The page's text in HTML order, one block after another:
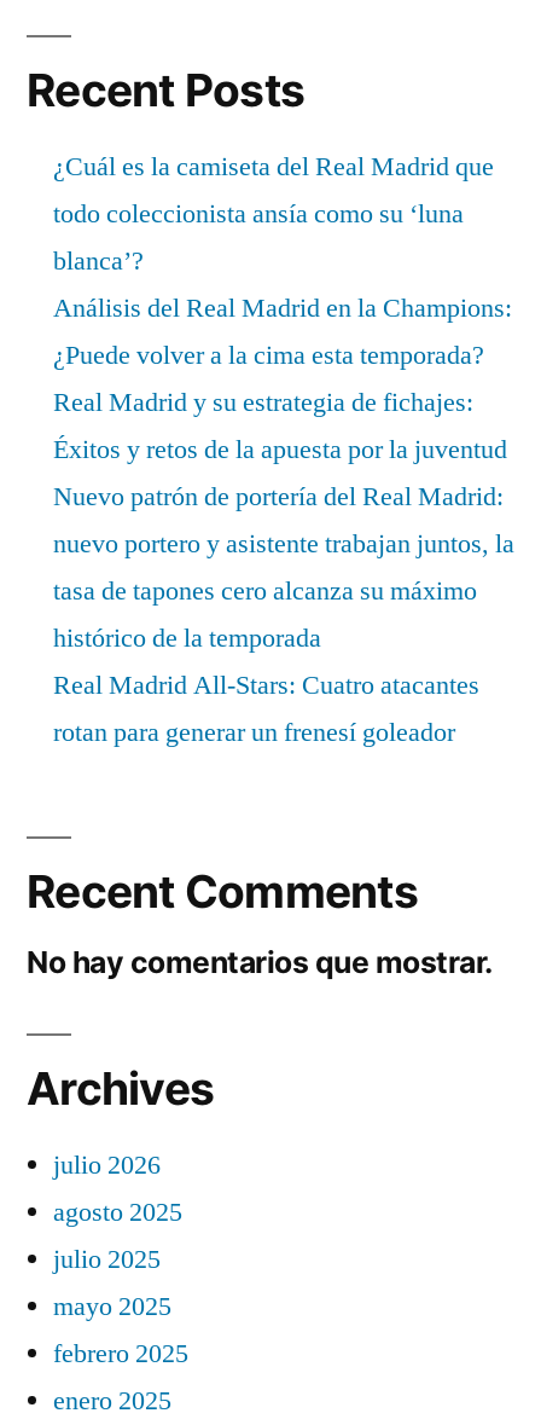
Recent Posts
¿Cuál es la camiseta del Real Madrid que
todo coleccionista ansía como su ‘luna
blanca’?
Análisis del Real Madrid en la Champions:
¿Puede volver a la cima esta temporada?
Real Madrid y su estrategia de fichajes:
Éxitos y retos de la apuesta por la juventud
Nuevo patrón de portería del Real Madrid:
nuevo portero y asistente trabajan juntos, la
tasa de tapones cero alcanza su máximo
histórico de la temporada
Real Madrid All-Stars: Cuatro atacantes
rotan para generar un frenesí goleador
Recent Comments
No hay comentarios que mostrar.
Archives
julio 2026
agosto 2025
julio 2025
mayo 2025
febrero 2025
enero 2025